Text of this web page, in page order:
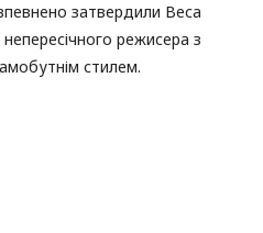
затвердили Веса
режисера з
стилем.